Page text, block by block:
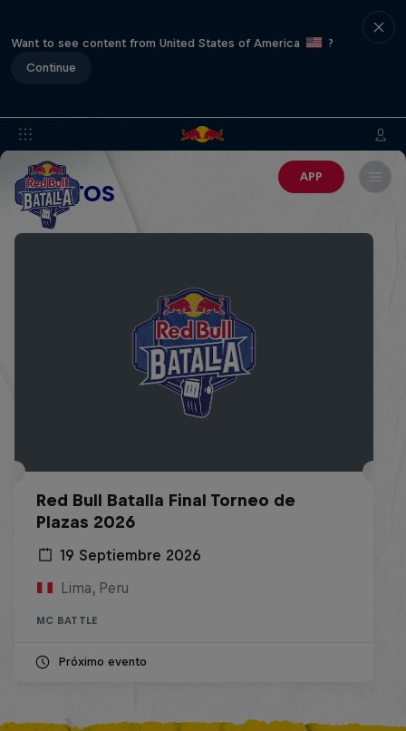
Want to see content from United States of America
?
Continue
APP
EVENTOS
Red Bull Batalla Final Torneo de
Plazas 2026
19 Septiembre 2026
Lima, Peru
MC BATTLE
Próximo evento